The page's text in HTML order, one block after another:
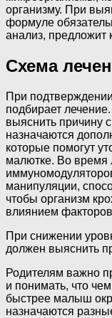
организму. При
формуле
анализ, предложит
Схема
При
подбирает
выяснить причину
назначаются
которые помогут
малютке. Во время
манипуляции,
чтобы организм
влиянием
При снижении
должен выяснить
Родителям важно
и понимать, что
быстрее малыш
назначаются